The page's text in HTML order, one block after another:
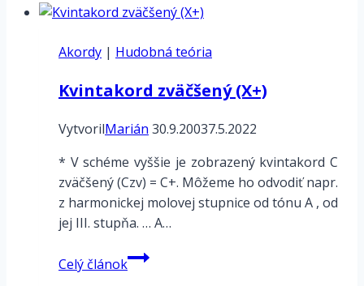
akordov,
a
tón
Akordy | Hudobná teória
Kvintakord zväčšený (X+)
VytvorilMarián 30.9.20037.5.2022
* V schéme vyššie je zobrazený kvintakord C
zväčšený (Czv) = C+. Môžeme ho odvodiť napr.
z harmonickej molovej stupnice od tónu A , od
jej III. stupňa. … A…
Celý článokKvintakord
zväčšený